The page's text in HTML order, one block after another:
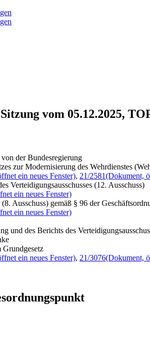
vom 05.12.2025,
der Bundesregierung
zur Modernisierung des Wehrdienstes
ein neues Fenster), 21/2581(Dokument,
Verteidigungsausschusses (12. Ausschuss)
ein neues Fenster)
Ausschuss) gemäß § 96 der
ein neues Fenster)
und des Berichts des
Grundgesetz
ein neues Fenster), 21/3076(Dokument,